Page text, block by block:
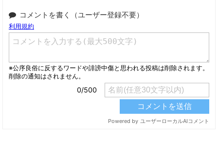
コメントを書く（ユーザー登録不要）